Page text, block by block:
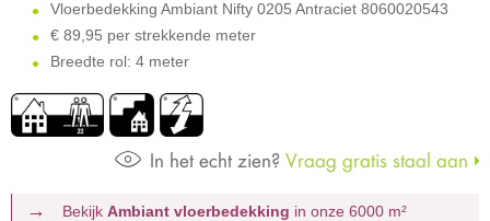
Vloerbedekking Ambiant Nifty 0205 Antraciet 8060020543
€ 89,95 per strekkende meter
Breedte rol: 4 meter
In het echt zien? Vraag gratis staal aan
Bekijk Ambiant vloerbedekking in onze 6000 m²